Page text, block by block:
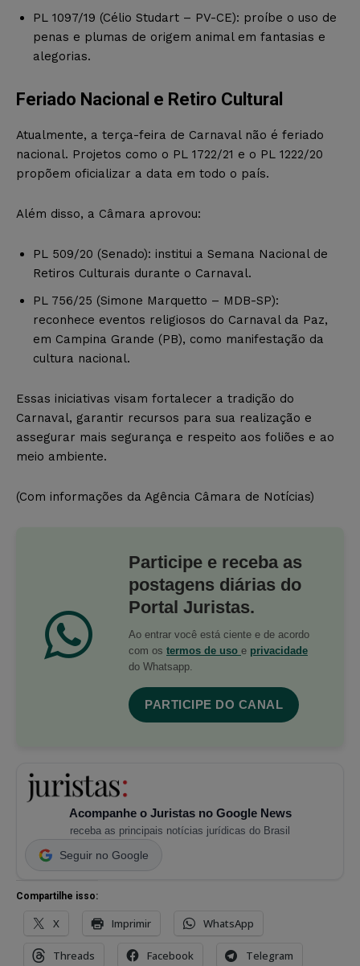
PL 1097/19 (Célio Studart – PV-CE): proíbe o uso de
penas e plumas de origem animal em fantasias e
alegorias.
Feriado Nacional e Retiro Cultural
Atualmente, a terça-feira de Carnaval não é feriado
nacional. Projetos como o PL 1722/21 e o PL 1222/20
propõem oficializar a data em todo o país.
Além disso, a Câmara aprovou:
PL 509/20 (Senado): institui a Semana Nacional de
Retiros Culturais durante o Carnaval.
PL 756/25 (Simone Marquetto – MDB-SP):
reconhece eventos religiosos do Carnaval da Paz,
em Campina Grande (PB), como manifestação da
cultura nacional.
Essas iniciativas visam fortalecer a tradição do
Carnaval, garantir recursos para sua realização e
assegurar mais segurança e respeito aos foliões e ao
meio ambiente.
(Com informações da Agência Câmara de Notícias)
Participe e receba as
postagens diárias do
Portal Juristas.
Ao entrar você está ciente e de acordo
com os termos de uso e privacidade
do Whatsapp.
PARTICIPE DO CANAL
Acompanhe o Juristas no Google News
receba as principais notícias jurídicas do Brasil
Seguir no Google
Compartilhe isso:
X Imprimir WhatsApp
Threads Facebook Telegram